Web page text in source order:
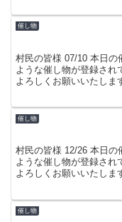
催し物
村民の皆様 07/10 本日の
ような催し物が登録され
よろしくお願いいたしま
催し物
村民の皆様 12/26 本日の
ような催し物が登録され
よろしくお願いいたしま
催し物